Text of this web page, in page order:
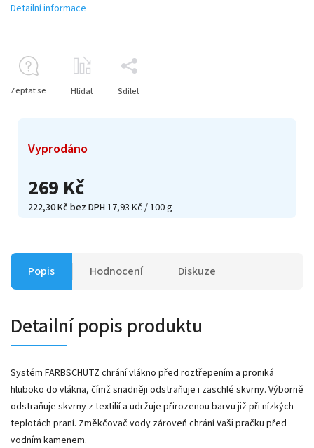
269 Kč
222,30 Kč bez DPH17,93 Kč / 100 g
Vyprodáno
Detailní informace
Zeptat se Hlídat Sdílet
Popis Hodnocení Diskuze
Detailní popis produktu
Systém FARBSCHUTZ chrání vlákno před roztřepením a proniká
hluboko do vlákna, čímž snadněji odstraňuje i zaschlé skvrny. Výborně
odstraňuje skvrny z textilií a udržuje přirozenou barvu již při nízkých
teplotách praní. Změkčovač vody zároveň chrání Vaši pračku před
vodním kamenem.